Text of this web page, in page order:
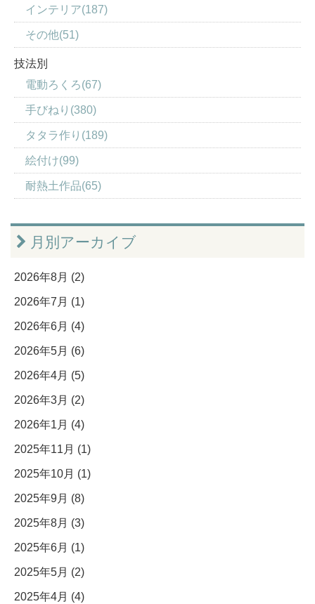
インテリア(187)
その他(51)
技法別
電動ろくろ(67)
手びねり(380)
タタラ作り(189)
絵付け(99)
耐熱土作品(65)
月別アーカイブ
2026年8月 (2)
2026年7月 (1)
2026年6月 (4)
2026年5月 (6)
2026年4月 (5)
2026年3月 (2)
2026年1月 (4)
2025年11月 (1)
2025年10月 (1)
2025年9月 (8)
2025年8月 (3)
2025年6月 (1)
2025年5月 (2)
2025年4月 (4)